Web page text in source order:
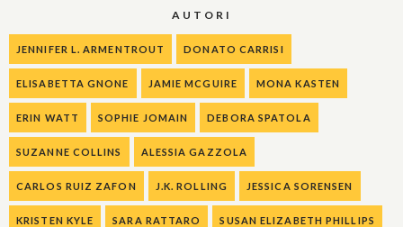
AUTORI
JENNIFER L. ARMENTROUT DONATO CARRISI
ELISABETTA GNONE JAMIE MCGUIRE MONA KASTEN
ERIN WATT SOPHIE JOMAIN DEBORA SPATOLA
SUZANNE COLLINS ALESSIA GAZZOLA
CARLOS RUIZ ZAFON J.K. ROLLING JESSICA SORENSEN
KRISTEN KYLE SARA RATTARO SUSAN ELIZABETH PHILLIPS